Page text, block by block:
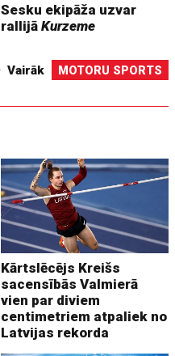
Sesku ekipāža uzvar
rallijāKurzeme
Vairāk MOTORU SPORTS
Kārtslēcējs Kreišs
sacensībās Valmierā
vien par diviem
centimetriem atpaliek no
Latvijas rekorda